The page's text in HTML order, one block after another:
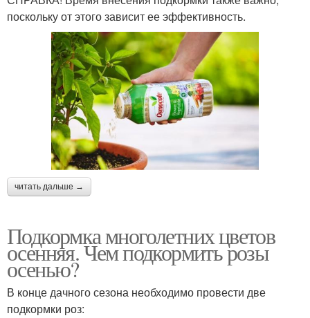
поскольку от этого зависит ее эффективность.
читать дальше →
Подкормка многолетних цветов
осенняя. Чем подкормить розы
осенью?
В конце дачного сезона необходимо провести две
подкормки роз: